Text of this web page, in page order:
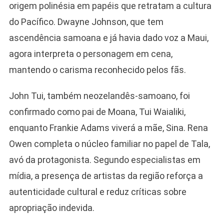
origem polinésia em papéis que retratam a cultura
do Pacífico. Dwayne Johnson, que tem
ascendência samoana e já havia dado voz a Maui,
agora interpreta o personagem em cena,
mantendo o carisma reconhecido pelos fãs.
John Tui, também neozelandês-samoano, foi
confirmado como pai de Moana, Tui Waialiki,
enquanto Frankie Adams viverá a mãe, Sina. Rena
Owen completa o núcleo familiar no papel de Tala,
avó da protagonista. Segundo especialistas em
mídia, a presença de artistas da região reforça a
autenticidade cultural e reduz críticas sobre
apropriação indevida.